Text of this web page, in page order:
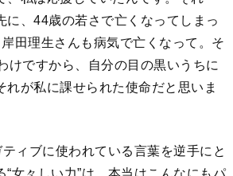
ころがあるし、特に、中年のおや
中で間違っていたと気づいたら、
いるのは、性別に関係なく、一人
る世の中です。「女だからしちゃ